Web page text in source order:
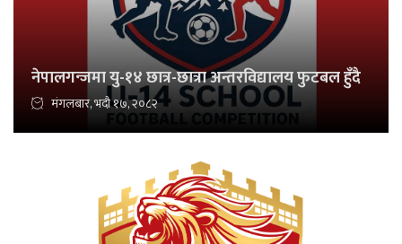
नेपालगन्जमा यु-१४ छात्र-छात्रा अन्तरविद्यालय फुटबल हुँदै
मंगलबार, भदौ १७, २०८२